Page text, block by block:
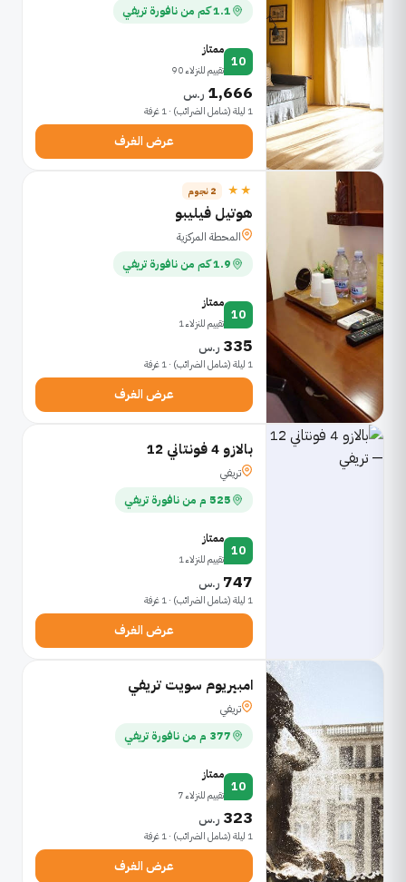
1.1 كم من نافورة تريفي
10
ممتاز
تقييم للنزلاء 90
1,666 ر.س
1 ليلة (شامل الضرائب) · 1 غرفة
عرض الغرف
★★ 2 نجوم
هوتيل فيليبو
المحطة المركزية
1.9 كم من نافورة تريفي
10
ممتاز
تقييم للنزلاء 1
335 ر.س
1 ليلة (شامل الضرائب) · 1 غرفة
عرض الغرف
بالازو 4 فونتاني 12
تريفي
525 م من نافورة تريفي
10
ممتاز
تقييم للنزلاء 1
747 ر.س
1 ليلة (شامل الضرائب) · 1 غرفة
عرض الغرف
امبيريوم سويت تريفي
تريفي
377 م من نافورة تريفي
10
ممتاز
تقييم للنزلاء 7
323 ر.س
1 ليلة (شامل الضرائب) · 1 غرفة
عرض الغرف